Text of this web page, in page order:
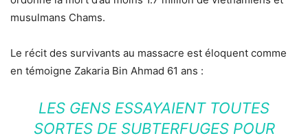
musulmans Chams.
Le récit des survivants au massacre est éloquent comme
en témoigne Zakaria Bin Ahmad 61 ans :
LES GENS ESSAYAIENT TOUTES
SORTES DE SUBTERFUGES POUR